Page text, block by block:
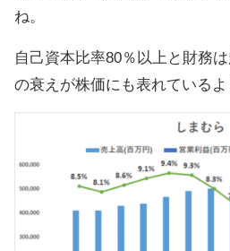
ね。
自己資本比率80％以上と財務
の衰えが株価にも表れているよ